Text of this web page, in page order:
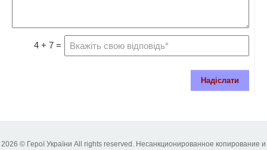
4 + 7 =
Надіслати
2026 © Герої України All rights reserved. Несанкционированное копирование и